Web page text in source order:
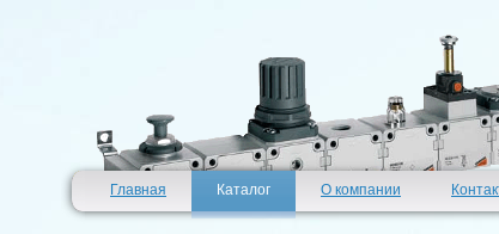
Главная Каталог О компании